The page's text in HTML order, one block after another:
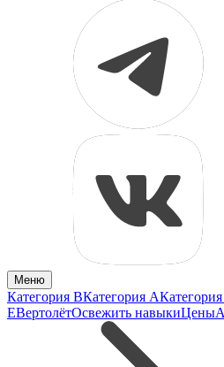
Меню
Категория BКатегория A
EВертолётОсвежить навыкиЦены